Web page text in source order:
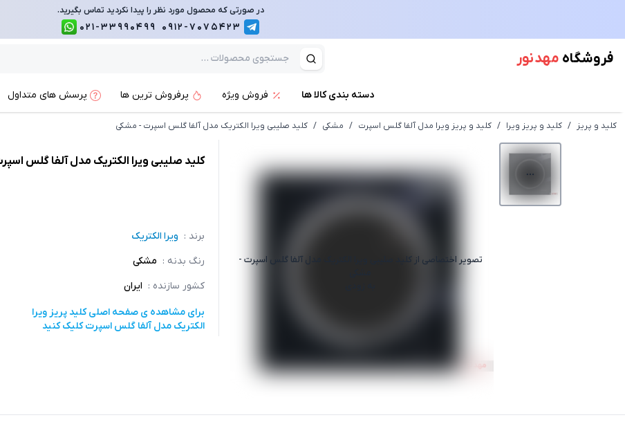
در صورتی که محصول مورد نظر را پیدا نکردید تماس بگیرید.
0912-7075423
021-33990499
فروشگاه مهد نور
دسته بندی کالا ها فروش ویژه پرفروش ترین ها پرسش های متداول
کلید و پریز / کلید و پریز ویرا / کلید و پریز ویرا مدل آلفا گلس اسپرت / مشکی / کلید صلیبی ویرا الکتریک مدل آلفا گلس اسپرت - مشکی
تصویر اختصاصی از کلید صلیبی ویرا الکتریک مدل آلفا گلس اسپرت -
کلید صلیبی ویرا الکتریک مدل آلفا گلس
برند : ویرا الکتریک
رنگ بدنه : مشکی
کشور سازنده : ایران
برای مشاهده ی صفحه اصلیکلید پریز ویرا
الکتریک مدل آلفا گلس اسپرتکلیک کنید